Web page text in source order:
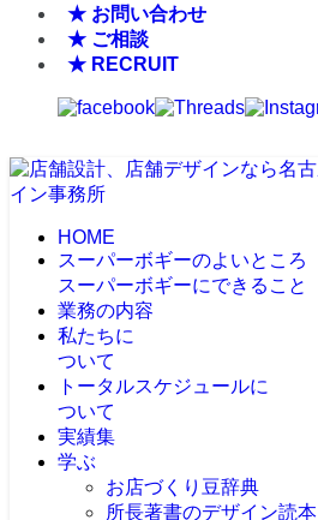
★ お問い合わせ
★ ご相談
★ RECRUIT
HOME
スーパーボギーのよいところ
スーパーボギーにできること
業務の内容
私たちに
ついて
トータルスケジュールに
ついて
実績集
学ぶ
お店づくり豆辞典
所長著書のデザイン読本